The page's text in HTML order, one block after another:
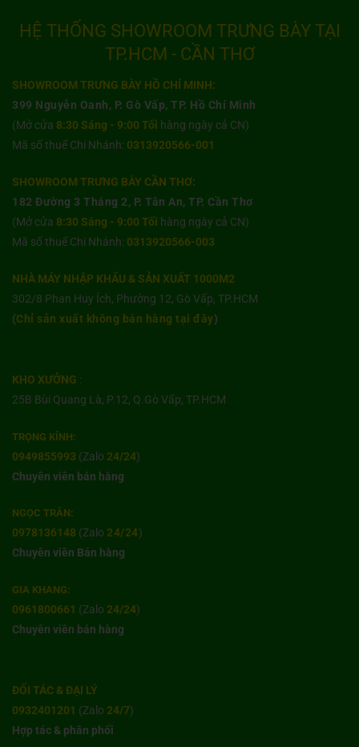
HỆ THỐNG SHOWROOM TRƯNG BÀY TẠI
TP.HCM - CẦN THƠ
SHOWROOM TRƯNG BÀY HỒ CHÍ MINH:
399 Nguyễn Oanh, P. Gò Vấp, TP. Hồ Chí Minh
(Mở cửa 8:30 Sáng - 9:00 Tối hàng ngày cả CN)
Mã số thuế Chi Nhánh: 0313920566-001
SHOWROOM TRƯNG BÀY CẦN THƠ:
182 Đường 3 Tháng 2, P. Tân An, TP. Cần Thơ
(Mở cửa 8:30 Sáng - 9:00 Tối hàng ngày cả CN)
Mã số thuế Chi Nhánh: 0313920566-003
NHÀ MÁY NHẬP KHẨU & SẢN XUẤT 1000M2
302/8 Phan Huy Ích, Phường 12, Gò Vấp, TP.HCM
(Chỉ sản xuất không bán hàng tại đây)
KHO XƯỞNG :
25B Bùi Quang Là, P.12, Q.Gò Vấp, TP.HCM
TRỌNG KÍNH:
0949855993 (Zalo 24/24)
Chuyên viên bán hàng
NGỌC TRÂN:
0978136148 (Zalo 24/24)
Chuyên viên Bán hàng
GIA KHANG:
0961800661 (Zalo 24/24)
Chuyên viên bán hàng
ĐỐI TÁC & ĐẠI LÝ
0932401201 (Zalo 24/7)
Hợp tác & phân phối